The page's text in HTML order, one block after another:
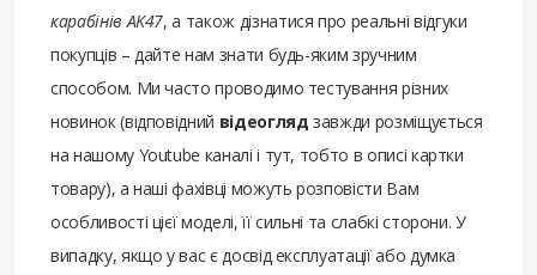
карабінів AK47, а також дізнатися про реальні відгуки
покупців – дайте нам знати будь-яким зручним
способом. Ми часто проводимо тестування різних
новинок (відповідний відеогляд завжди розміщується
на нашому Youtube каналі і тут, тобто в описі картки
товару), а наші фахівці можуть розповісти Вам
особливості цієї моделі, її сильні та слабкі сторони. У
випадку, якщо у вас є досвід експлуатації або думка